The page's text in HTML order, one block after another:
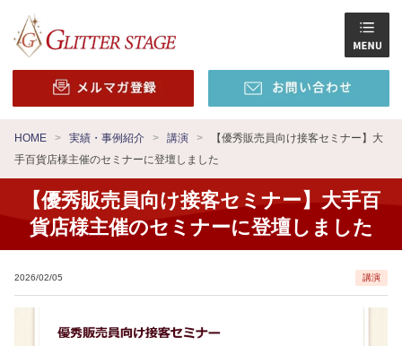
HOME 実績・事例紹介 講演
【優秀販売員向け接客セミナー】大
手百貨店様主催のセミナーに登壇しました
【優秀販売員向け接客セミナー】大手百
貨店様主催のセミナーに登壇しました
2026/02/05 講演